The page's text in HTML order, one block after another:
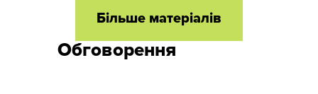
Більше матеріалів
Обговорення